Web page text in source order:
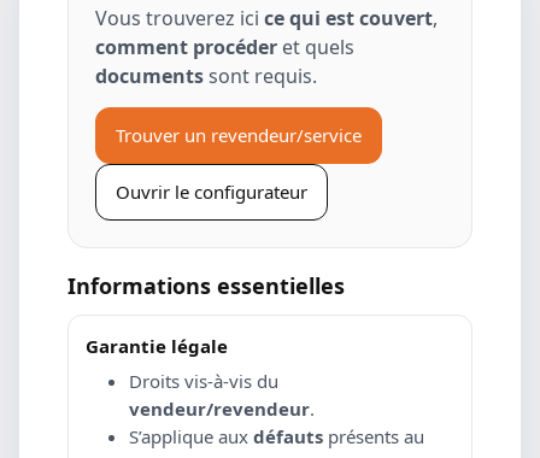
Vous trouverez ici ce qui est couvert,
comment procéder et quels
documentssont requis.
Trouver un revendeur/service
Ouvrir le configurateur
Informations essentielles
Garantie légale
Droits vis-à-vis du
vendeur/revendeur.
S’applique aux défauts présents au